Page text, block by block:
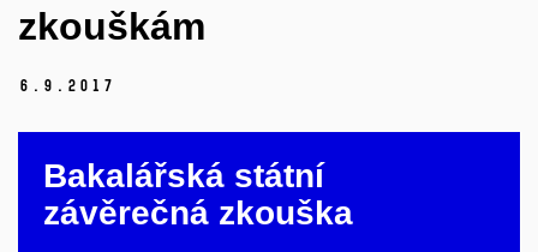
zkouškám
6. 9. 2017
Bakalářská státní
závěrečná zkouška